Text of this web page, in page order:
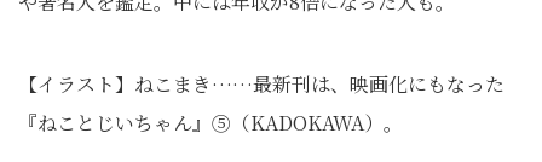
【イラスト】ねこまき……最新刊は、映画化にもなった
『ねことじいちゃん』⑤（KADOKAWA）。